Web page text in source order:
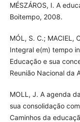
MÉSZÁROS, I. A
Boitempo, 2008.
MÓL, S. C.; MACIEL,
Integral e(m) tempo
Educação e sua
Reunião Nacional da
MOLL, J. A agenda
sua consolidação
Caminhos da